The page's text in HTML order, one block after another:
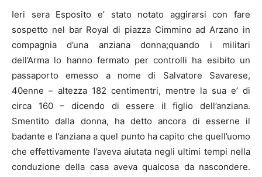
Ieri sera Esposito e’ stato notato aggirarsi con fare
sospetto nel bar Royal di piazza Cimmino ad Arzano in
compagnia d’una anziana donna;quando i militari
dell’Arma lo hanno fermato per controlli ha esibito un
passaporto emesso a nome di Salvatore Savarese,
40enne – altezza 182 centimentri, mentre la sua e’ di
circa 160 – dicendo di essere il figlio dell’anziana.
Smentito dalla donna, ha detto ancora di esserne il
badante e l’anziana a quel punto ha capito che quell’uomo
che effettivamente l’aveva aiutata negli ultimi tempi nella
conduzione della casa aveva qualcosa da nascondere.